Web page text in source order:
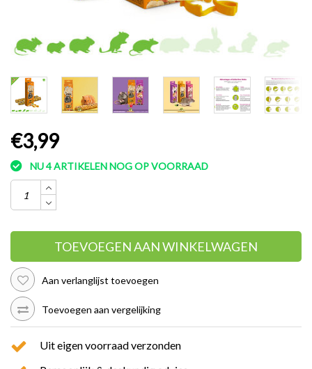
€3,99
NU 4 ARTIKELEN NOG OP VOORRAAD
TOEVOEGEN AAN WINKELWAGEN
Aan verlanglijst toevoegen
Toevoegen aan vergelijking
Uit eigen voorraad verzonden